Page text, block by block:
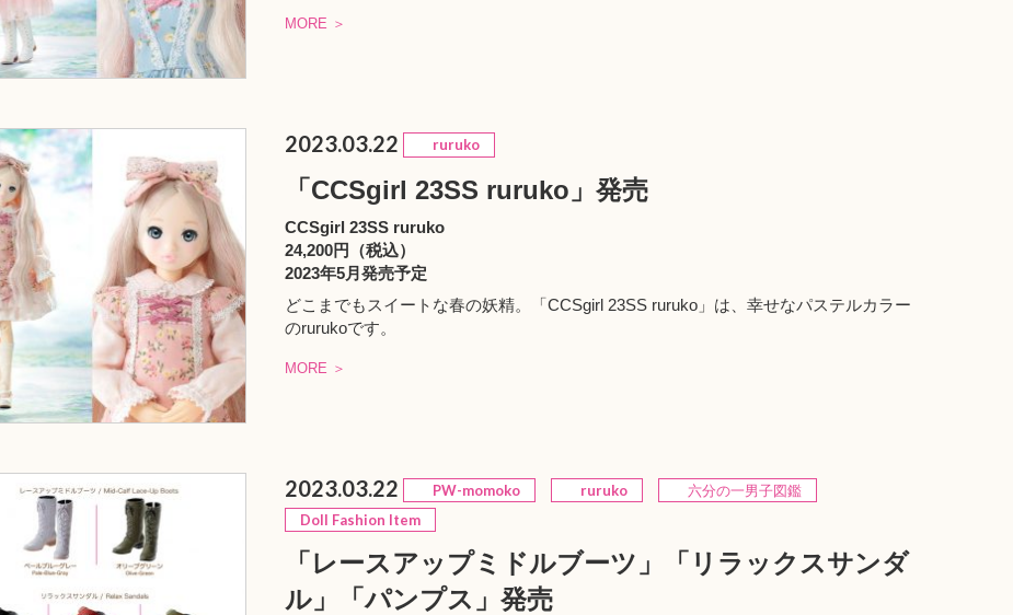
MORE ＞
2023.03.22 ruruko
「CCSgirl 23SS ruruko」発売
CCSgirl 23SS ruruko
24,200円（税込）
2023年5月発売予定
どこまでもスイートな春の妖精。「CCSgirl 23SS ruruko」は、幸せなパステルカラー
のrurukoです。
MORE ＞
2023.03.22 PW-momoko ruruko
六分の一男子図鑑
Doll Fashion Item
「レースアップミドルブーツ」「リラックスサンダ
ル」「パンプス」発売